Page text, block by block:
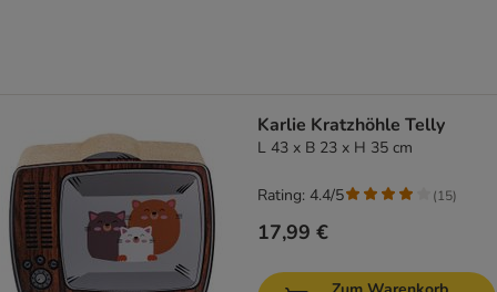
Karlie Kratzhöhle Telly
L 43 x B 23 x H 35 cm
17,99 €
Rating: 4.4/5 (15)